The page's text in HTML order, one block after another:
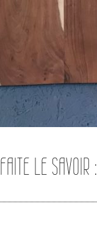
FAITE LE SAVOIR :